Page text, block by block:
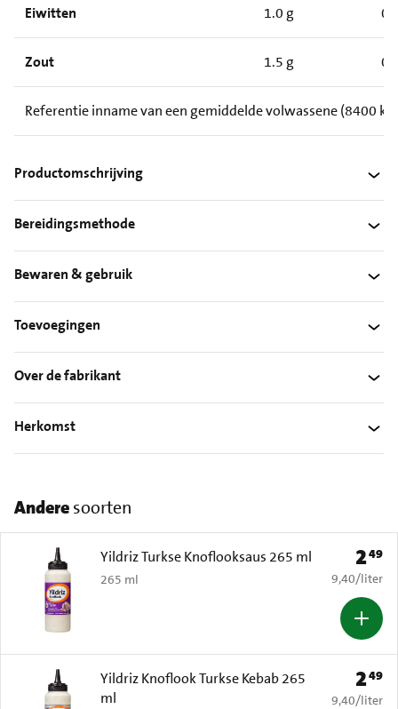
Eiwitten 1.0 g
Zout 1.5 g
Referentie inname van een gemiddelde volwassene (8400
Productomschrijving
Bereidingsmethode
Bewaren & gebruik
Toevoegingen
Over de fabrikant
Herkomst
Anderesoorten
Yildriz Turkse Knoflooksaus 265 ml
265 ml
Prijs:
249
€ 9,40 per
9,40/liter
Yildriz Knoflook Turkse Kebab 265
ml
Prijs:
249
€ 9,40 per
9,40/liter